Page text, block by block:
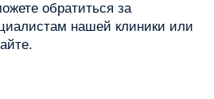
обратиться за
нашей клиники или